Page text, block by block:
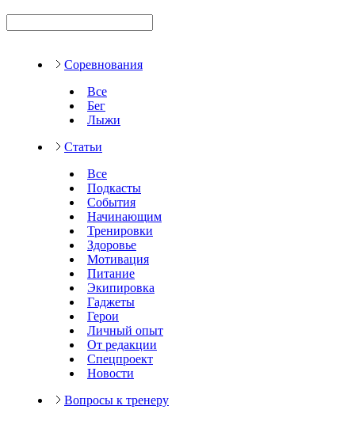
Соревнования
Все
Бег
Лыжи
Статьи
Все
Подкасты
События
Начинающим
Тренировки
Здоровье
Мотивация
Питание
Экипировка
Гаджеты
Герои
Личный опыт
От редакции
Спецпроект
Новости
Вопросы к тренеру